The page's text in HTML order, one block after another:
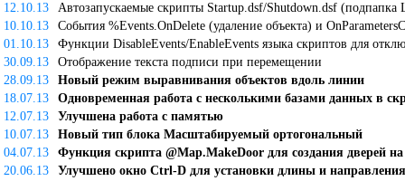
12.10.13
Автозапускаемые скрипты Startup.dsf/Shutdown.dsf (подпапка
10.10.13
События %Events.OnDelete (удаление объекта) и
01.10.13
Функции DisableEvents/EnableEvents языка скриптов для
30.09.13
Отображение текста подписи при перемещении
28.09.13
Новый режим выравнивания объектов вдоль линии
18.07.13
Одновременная работа с несколькими базами данных в
12.07.13
Улучшена работа с памятью
10.07.13
Новый тип блока Масштабируемый ортогональный
04.07.13
Функция скрипта @Map.MakeDoor для создания дверей
20.06.13
Улучшено окно Ctrl-D для установки длины и направления